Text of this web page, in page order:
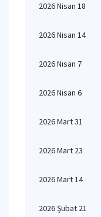
2026 Nisan 18
2026 Nisan 14
2026 Nisan 7
2026 Nisan 6
2026 Mart 31
2026 Mart 23
2026 Mart 14
2026 Şubat 21